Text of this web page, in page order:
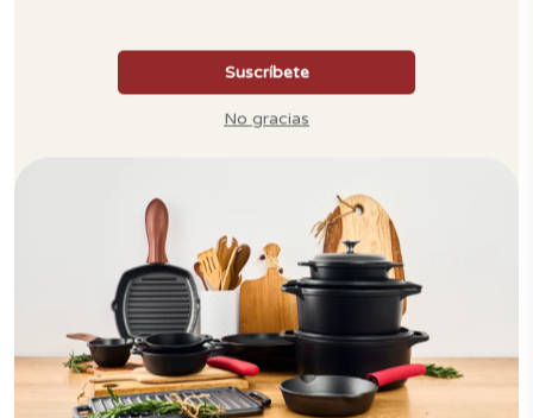
más comunes al cocinar en utensilios de
hierro fundido.
con acabado curado
Lavar con agua fría si aún está caliente el utensilio.
Lavar con productos abrasivos, esto quita la capa de
Lavar los restos de comida pegada con esponjas
abrasivas o quitarlo con cucharas u otro utensilio,
rayando la superficie.
Creer que con un solo proceso de curado ya se tiene una